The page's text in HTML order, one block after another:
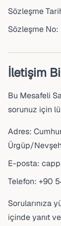
Sözleşme
Sözleşme
İletişim
Bu Mesafeli
sorunuz için
Adres:
Ürgüp/
E-posta:
Telefon: +90
Sorularınıza
içinde yanıt